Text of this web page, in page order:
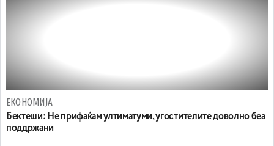
ЕКОНОМИЈА
Бектеши: Не прифаќам ултиматуми, угостителите доволно беа
поддржани